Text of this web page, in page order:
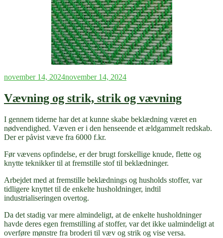
Udgivet
november 14, 2024november 14, 2024
Vævning og strik, strik og vævning
I gennem tiderne har det at kunne skabe beklædning været en
nødvendighed. Væven er i den henseende et ældgammelt redskab.
Der er påvist væve fra 6000 f.kr.
Før vævens opfindelse, er der brugt forskellige knude, flette og
knytte teknikker til at fremstille stof til beklædninger.
Arbejdet med at fremstille beklædnings og husholds stoffer, var
tidligere knyttet til de enkelte husholdninger, indtil
industrialiseringen overtog.
Da det stadig var mere almindeligt, at de enkelte husholdninger
havde deres egen fremstilling af stoffer, var det ikke ualmindeligt at
overføre mønstre fra broderi til væv og strik og vise versa.